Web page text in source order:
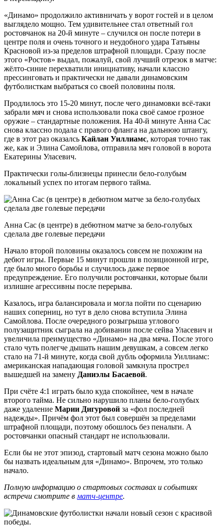
«Динамо» продолжило активничать у ворот гостей и в целом
выглядело мощно. Тем удивительнее стал ответный гол
ростовчанок на 20-й минуте – случился он после потери в
центре поля и очень точного и неудобного удара Татьяны
Красновой из-за пределов штрафной площади. Сразу после
этого «Ростов» выдал, пожалуй, свой лучший отрезок в матче:
жёлто-синие перехватили инициативу, начали классно
прессинговать и практически не давали динамовским
футболисткам выбраться со своей половины поля.
Продлилось это 15-20 минут, после чего динамовки всё-таки
забрали мяч и снова использовали пока своё самое грозное
оружие – стандартные положения. На 40-й минуте Анна Сас
снова классно подала с правого фланга на дальнюю штангу,
где в этот раз оказалсь Кайлан Уиллиамс, которая точно так
же, как и Элина Самойлова, отправила мяч головой в ворота
Екатерины Уласевич.
Практически голы-близнецы принесли бело-голубым
локальный успех по итогам первого тайма.
Анна Сас (в центре) в дебютном матче за бело-голубых
сделала две голевые передачи
Начало второй половины оказалось совсем не похожим на
дебют игры. Первые 15 минут прошли в позиционной игре,
где было много борьбы и случилось даже первое
предупреждение. Его получили ростовчанки, которые были
излишне агрессивны после перерыва.
Казалось, игра балансировала и могла пойти по сценарию
наших соперниц, но тут в дело снова вступила Элина
Самойлова. После очередного розыгрыша углового
полузащитник сыграла на добивании после сейва Уласевич и
увеличила преимущество «Динамо» на два мяча. После этого
стало чуть полегче дышать нашим девушкам, а совсем легко
стало на 71-й минуте, когда свой дубль оформила Уиллиамс:
американская нападающая головой замкнула прострел
вышедшей на замену Даниэлы Басаевой.
При счёте 4:1 играть было куда спокойнее, чем в начале
второго тайма. Не сильно нарушило планы бело-голубых
даже удаление Марии Дигуровой за «фол последней
надежды». Причём фол этот был совершён за пределами
штрафной площади, поэтому обошлось без пенальти. А
ростовчанки опасный стандарт не использовали.
Если бы не этот эпизод, стартовый матч сезона можно было
бы назвать идеальным для «Динамо». Впрочем, это только
начало.
Полную информацию о стартовых составах и событиях
встречи смотрите в матч-центре.